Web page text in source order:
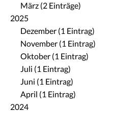
März (2 Einträge)
2025
Dezember (1 Eintrag)
November (1 Eintrag)
Oktober (1 Eintrag)
Juli (1 Eintrag)
Juni (1 Eintrag)
April (1 Eintrag)
2024